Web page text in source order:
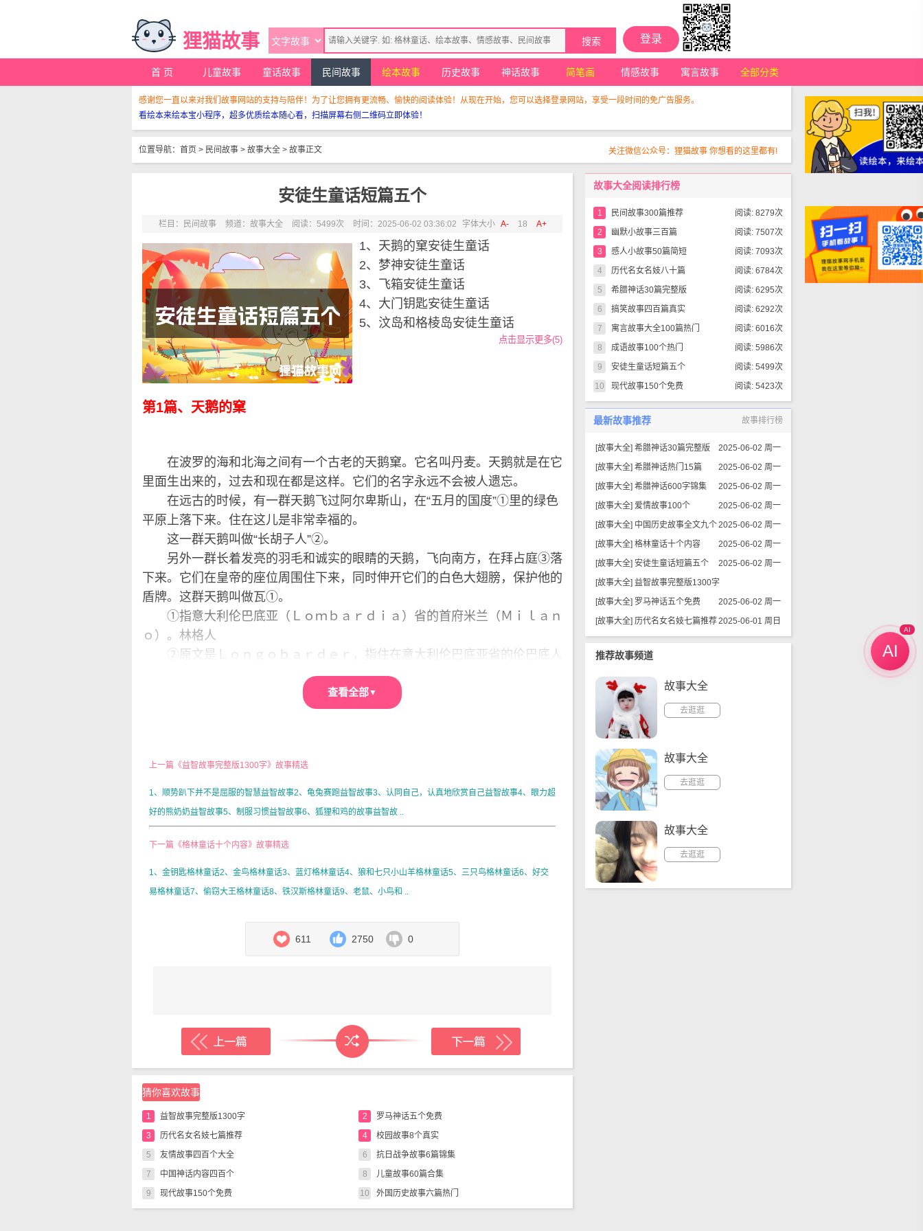
狸猫故事 登录
首 页 儿童故事 童话故事 民间故事 绘本故事 历史故事 神话故事 简笔画 情感故事 寓言故事 全部分类
感谢您一直以来对我们故事网站的支持与陪伴！为了让您拥有更流畅、愉快的阅读体验！从现在开始，您可以选择登录网站，享受一段时间的免广告服务。
看绘本来绘本宝小程序，超多优质绘本随心看，扫描屏幕右侧二维码立即体验！
位置导航： 首页 > 民间故事 > 故事大全 > 故事正文 关注微信公众号：狸猫故事 你想看的这里都有!
安徒生童话短篇五个
栏目： 民间故事 频道： 故事大全 阅读：5499次 时间：2025-06-02 03:36:02 字体大小 A- 18 A+
1、天鹅的窠安徒生童话
2、梦神安徒生童话
3、飞箱安徒生童话
4、大门钥匙安徒生童话
5、汶岛和格棱岛安徒生童话
点击显示更多(5)
第1篇、天鹅的窠
在波罗的海和北海之间有一个古老的天鹅窠。它名叫丹麦。天鹅就是在它
里面生出来的，过去和现在都是这样。它们的名字永远不会被人遗忘。
在远古的时候，有一群天鹅飞过阿尔卑斯山，在“五月的国度”①里的绿色
平原上落下来。住在这儿是非常幸福的。
这一群天鹅叫做“长胡子人”②。
另外一群长着发亮的羽毛和诚实的眼睛的天鹅，飞向南方，在拜占庭③落
下来。它们在皇帝的座位周围住下来，同时伸开它们的白色大翅膀，保护他的
盾牌。这群天鹅叫做瓦①。
①指意大利伦巴底亚（Ｌｏｍｂａｒｄｉａ）省的首府米兰（Ｍｉｌａｎ
ｏ）。林格人
②原文是Ｌｏｎｇｏｂａｒｄｅｒ，指住在意大利伦巴底亚省的伦巴底人
③这是东罗马帝国的首都。
法国的海岸上升起一片惊恐的声音，因为嗜血狂的天鹅，拍着带有火焰的
一只丹麦的天鹅②站在英国碧绿的草原上，站在广阔的海岸旁边。他的头
上戴着代表三个王国的皇冠；他把他的王节伸向这个国家的土地上。
波美尔③海岸上的异教徒都在地上跪下来，因为丹麦的天鹅，带着绘有十
字的旗帜和拔出的剑，向这儿飞来了。
那是很久很久以前的事情！你会这样说。
不过离我们的时代不远，还有两只强大的天鹅从窠里飞出来了。
一道光射过天空，射到世界的每个国土上。这只天鹅拍着他的强大的翅
的。这只天鹅的名字是透却·布拉赫④。
“是的，那是多少年以前的事情！”你可能说，“但是在我们的这个时代
和挪威，做过这三个国家的皇帝。
③这是波罗的海的一个海湾。
名天文学家。
在我们的这个时代里，我们曾看见过许多天鹅在美丽地飞翔：有一只①把
他的翅膀轻轻地在金竖琴的弦上拂过去。这琴声响遍了整个的北国：挪威的山
似乎在古代的太阳光中增高了不少；松林和赤杨发出沙沙的回音；北国的神
仙、英雄和贵妇人在深黑的林中偷偷地露出头角。
我们看到一只天鹅在一个大理石山上拍着翅膀②，把这座山弄得崩裂了。
被囚禁在这山中的美的形体，现在走到明朗的太阳光中来。世界各国的人抬起
查看全部
上一篇《益智故事完整版1300字》故事精选
1、顺势趴下并不是屈服的智慧益智故事2、龟兔赛跑益智故事3、认同自己，认真地欣赏自己益智故事4、眼力超
好的熊奶奶益智故事5、制服习惯益智故事6、狐狸和鸡的故事益智故 ..
下一篇《格林童话十个内容》故事精选
1、金钥匙格林童话2、金鸟格林童话3、蓝灯格林童话4、狼和七只小山羊格林童话5、三只鸟格林童话6、好交
易格林童话7、偷窃大王格林童话8、铁汉斯格林童话9、老鼠、小鸟和 ..
611 2750 0
猜你喜欢故事
1 益智故事完整版1300字 2
罗马神话五个免费
3
历代名女名妓七篇推荐 4
校园故事8个真实
5
友情故事四百个大全 6
抗日战争故事6篇锦集
7
中国神话内容四百个 8
儿童故事60篇合集
9
现代故事150个免费 10 外国历史故事六篇热门
故事大全阅读排行榜
1 民间故事300篇推荐
阅读: 8279次
2
幽默小故事三百篇
阅读: 7507次
3
感人小故事50篇简短
阅读: 7093次
4
历代名女名妓八十篇
阅读: 6784次
5
希腊神话30篇完整版
阅读: 6295次
6
搞笑故事四百篇真实
阅读: 6292次
7
寓言故事大全100篇热门
阅读: 6016次
8
成语故事100个热门
阅读: 5986次
9
安徒生童话短篇五个
阅读: 5499次
10
现代故事150个免费 阅读: 5423次
最新故事推荐 故事排行榜
[故事大全] 希腊神话30篇完整版
2025-06-02 周一
[故事大全] 希腊神话热门15篇
2025-06-02 周一
[故事大全] 希腊神话600字锦集
2025-06-02 周一
[故事大全] 爱情故事100个
2025-06-02 周一
[故事大全] 中国历史故事全文九个2025-06-02 周一
[故事大全] 格林童话十个内容
2025-06-02 周一
[故事大全] 安徒生童话短篇五个
2025-06-02 周一
[故事大全] 益智故事完整版1300字
2025-06-02 周一
[故事大全] 罗马神话五个免费
2025-06-02 周一
[故事大全] 历代名女名妓七篇推荐2025-06-01 周日
推荐故事频道
故事大全
去逛逛
故事大全
去逛逛
故事大全
去逛逛
AI
AI